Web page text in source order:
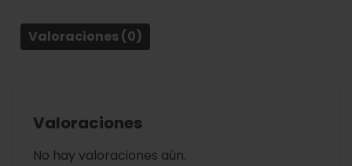
Valoraciones (0)
Valoraciones
No hay valoraciones aún.